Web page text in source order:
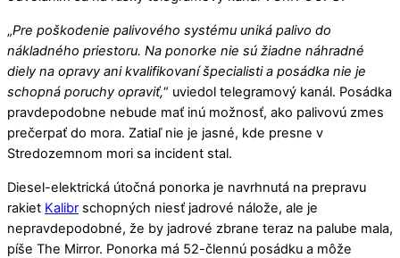
„Pre poškodenie palivového systému uniká palivo do
nákladného priestoru. Na ponorke nie sú žiadne náhradné
diely na opravy ani kvalifikovaní špecialisti a posádka nie je
schopná poruchy opraviť,“ uviedol telegramový kanál. Posádka
pravdepodobne nebude mať inú možnosť, ako palivovú zmes
prečerpať do mora. Zatiaľ nie je jasné, kde presne v
Stredozemnom mori sa incident stal.
Diesel-elektrická útočná ponorka je navrhnutá na prepravu
rakiet Kalibr schopných niesť jadrové nálože, ale je
nepravdepodobné, že by jadrové zbrane teraz na palube mala,
píše The Mirror. Ponorka má 52-člennú posádku a môže